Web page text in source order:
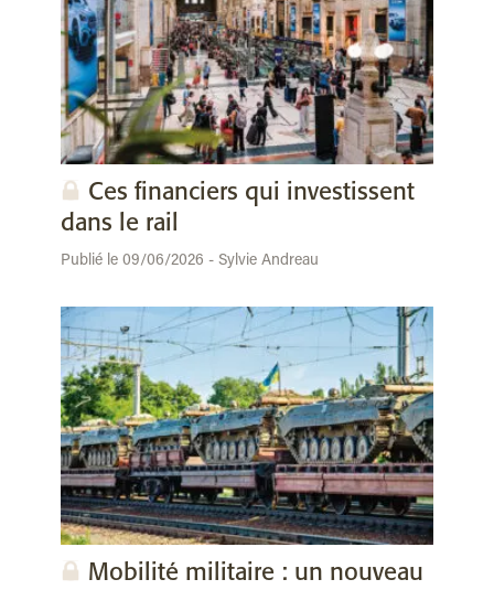
Ces financiers qui investissent
dans le rail
Publié le 09/06/2026 - Sylvie Andreau
Mobilité militaire : un nouveau